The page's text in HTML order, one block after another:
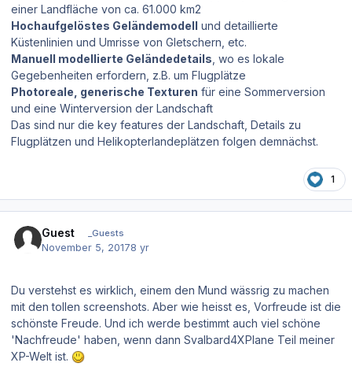
einer Landfläche von ca. 61.000 km2
Hochaufgelöstes Geländemodell und detaillierte
Küstenlinien und Umrisse von Gletschern, etc.
Manuell modellierte Geländedetails , wo es lokale
Gegebenheiten erfordern, z.B. um Flugplätze
Photoreale, generische Texturen für eine Sommerversion
und eine Winterversion der Landschaft
Das sind nur die key features der Landschaft, Details zu
Flugplätzen und Helikopterlandeplätzen folgen demnächst.
1
Guest _Guests
November 5, 20178 yr
Du verstehst es wirklich, einem den Mund wässrig zu machen
mit den tollen screenshots. Aber wie heisst es, Vorfreude ist die
schönste Freude. Und ich werde bestimmt auch viel schöne
'Nachfreude' haben, wenn dann Svalbard4XPlane Teil meiner
XP-Welt ist.